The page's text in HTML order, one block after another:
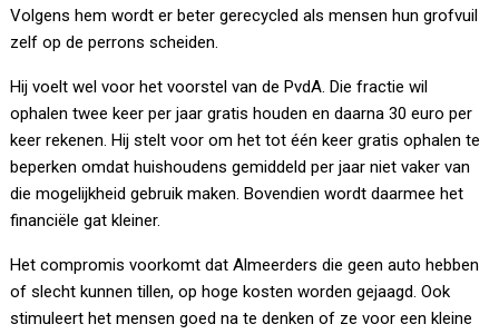
Volgens hem wordt er beter gerecycled als mensen hun grofvuil
zelf op de perrons scheiden.
Hij voelt wel voor het voorstel van de PvdA. Die fractie wil
ophalen twee keer per jaar gratis houden en daarna 30 euro per
keer rekenen. Hij stelt voor om het tot één keer gratis ophalen te
beperken omdat huishoudens gemiddeld per jaar niet vaker van
die mogelijkheid gebruik maken. Bovendien wordt daarmee het
financiële gat kleiner.
Het compromis voorkomt dat Almeerders die geen auto hebben
of slecht kunnen tillen, op hoge kosten worden gejaagd. Ook
stimuleert het mensen goed na te denken of ze voor een kleine